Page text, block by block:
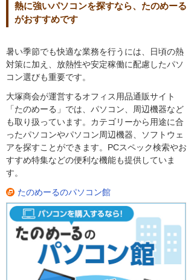
熱に強いパソコンを探すなら、たのめーる
がおすすめです
暑い季節でも快適な業務を行うには、日頃の熱
対策に加え、放熱性や安定稼働に配慮したパソ
コン選びも重要です。
大塚商会が運営するオフィス用品通販サイト
「たのめーる」では、パソコン、周辺機器など
も取り扱っています。カテゴリーから用途に合
ったパソコンやパソコン周辺機器、ソフトウェ
アを探すことができます。PCスペック検索やお
すすめ特集などの便利な機能も提供していま
す。
たのめーるのパソコン館